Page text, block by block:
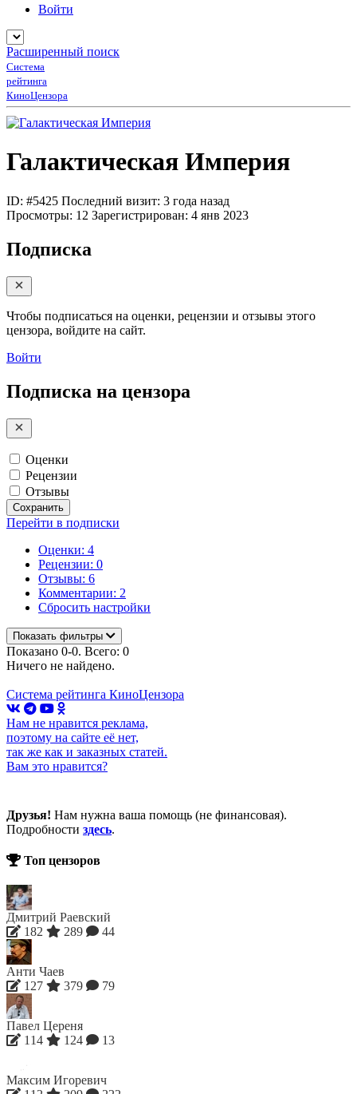
Войти
Расширенный поиск
Система
рейтинга
КиноЦензора
Галактическая Империя
ID: #5425 Последний визит: 3 года назад
Просмотры: 12 Зарегистрирован: 4 янв 2023
Подписка
Чтобы подписаться на оценки, рецензии и отзывы этого
цензора, войдите на сайт.
Войти
Подписка на цензора
Оценки
Рецензии
Отзывы
Сохранить
Перейти в подписки
Оценки: 4
Рецензии: 0
Отзывы: 6
Комментарии: 2
Сбросить настройки
Показать фильтры
Показано 0-0. Всего: 0
Ничего не найдено.
Система рейтинга КиноЦензора
Нам не нравится реклама,
поэтому на сайте её нет,
так же как и заказных статей.
Вам это нравится?
Друзья! Нам нужна ваша помощь (не финансовая).
Подробности здесь.
Топ цензоров
Дмитрий Раевский
182
289 44
Анти Чаев
127
379 79
Павел Цереня
114
124 13
Максим Игоревич